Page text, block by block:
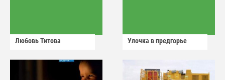
Любовь Титова Улочка в предгорье